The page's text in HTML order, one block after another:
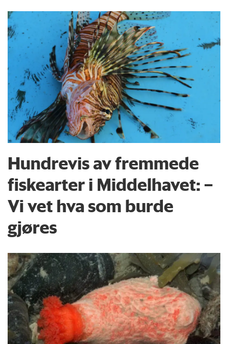
Hundrevis av fremmede
fiskearter i Middelhavet: –
Vi vet hva som burde
gjøres